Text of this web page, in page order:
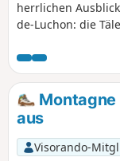
herrlichen
de-Luchon: die
kleinen, hübsch
architektonischen
Asphalt, der
und der
gedrängt wird.
Montagne
aus
Visorando-